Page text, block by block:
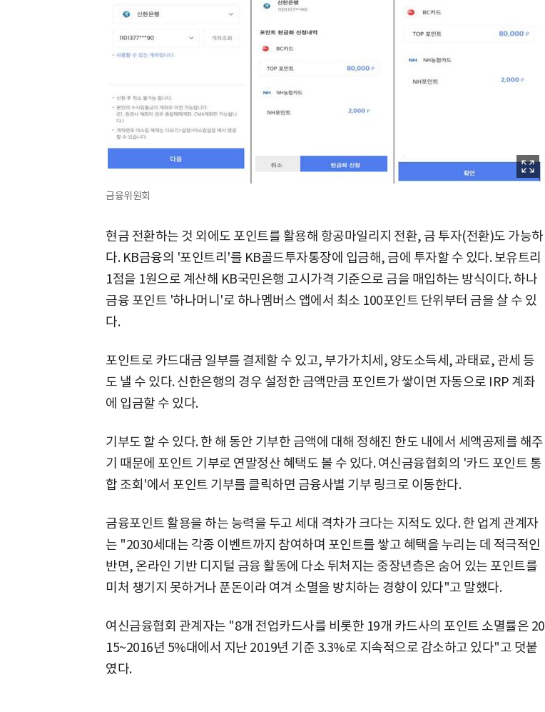
금융위원회
현금 전환하는 것 외에도 포인트를 활용해 항공마일리지 전환, 금 투자(전환)도 가능하
다. KB금융의 '포인트리'를 KB골드투자통장에 입금해, 금에 투자할 수 있다. 보유트리
1점을 1원으로 계산해 KB국민은행 고시가격 기준으로 금을 매입하는 방식이다. 하나
금융 포인트 '하나머니'로 하나멤버스 앱에서 최소 100포인트 단위부터 금을 살 수 있
다.
포인트로 카드대금 일부를 결제할 수 있고, 부가가치세, 양도소득세, 과태료, 관세 등
도 낼 수 있다. 신한은행의 경우 설정한 금액만큼 포인트가 쌓이면 자동으로 IRP 계좌
에 입금할 수 있다.
기부도 할 수 있다. 한 해 동안 기부한 금액에 대해 정해진 한도 내에서 세액공제를 해주
기 때문에 포인트 기부로 연말정산 혜택도 볼 수 있다. 여신금융협회의 '카드 포인트 통
합 조회'에서 포인트 기부를 클릭하면 금융사별 기부 링크로 이동한다.
금융포인트 활용을 하는 능력을 두고 세대 격차가 크다는 지적도 있다. 한 업계 관계자
는 "2030세대는 각종 이벤트까지 참여하며 포인트를 쌓고 혜택을 누리는 데 적극적인
반면, 온라인 기반 디지털 금융 활동에 다소 뒤처지는 중장년층은 숨어 있는 포인트를
미처 챙기지 못하거나 푼돈이라 여겨 소멸을 방치하는 경향이 있다"고 말했다.
여신금융협회 관계자는 "8개 전업카드사를 비롯한 19개 카드사의 포인트 소멸률은 20
15~2016년 5%대에서 지난 2019년 기준 3.3%로 지속적으로 감소하고 있다"고 덧붙
였다.